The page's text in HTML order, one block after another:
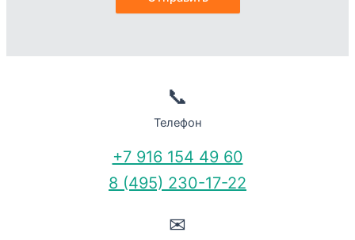
📞
Телефон
+7 916 154 49 60
8 (495) 230-17-22
✉